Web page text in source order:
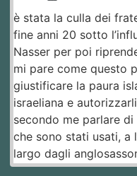
è stata la culla dei
fine anni 20 sotto
Nasser per poi
mi pare come questo
giustificare la paura
israeliana e
secondo me parlare
che sono stati usati, a
largo dagli